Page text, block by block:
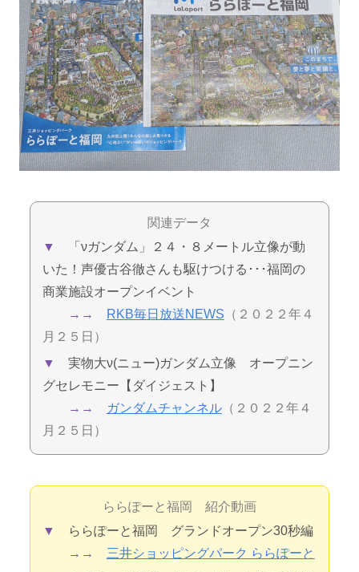
関連データ
▼
「νガンダム」２４・８メートル立像が動
いた！声優古谷徹さんも駆けつける･･･福岡の
商業施設オープンイベント
→→
RKB毎日放送NEWS （２０２２年４
月２５日）
▼
実物大ν(ニュー)ガンダム立像 オープニン
グセレモニー【ダイジェスト】
→→
ガンダムチャンネル（２０２２年４
月２５日）
ららぽーと福岡 紹介動画
▼
ららぽーと福岡 グランドオープン30秒編
→→
三井ショッピングパーク ららぽーと